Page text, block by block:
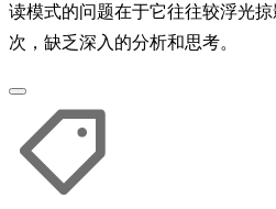
读模式的问题在于它往往较浮光
次，缺乏深入的分析和思考。